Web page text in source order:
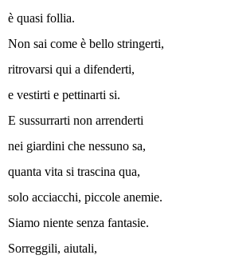
è quasi follia.
Non sai come è bello stringerti,
ritrovarsi qui a difenderti,
e vestirti e pettinarti si.
E sussurrarti non arrenderti
nei giardini che nessuno sa,
quanta vita si trascina qua,
solo acciacchi, piccole anemie.
Siamo niente senza fantasie.
Sorreggili, aiutali,